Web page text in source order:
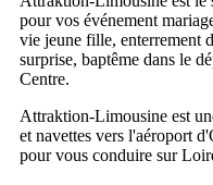
pour vos événement
vie jeune fille, enterrement
surprise, baptême dans le
Centre.
Attraktion-Limousine est
et navettes vers l'aéroport
pour vous conduire sur